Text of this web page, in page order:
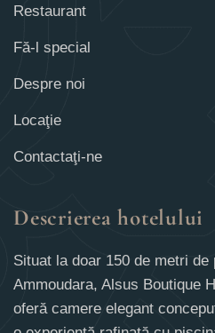
Restaurant
Fă-l special
Despre noi
Locaţie
Contactaţi-ne
Descrierea hotelului
Situat la doar 150 de metri de
Ammoudara, Alsus Boutique
oferă camere elegant